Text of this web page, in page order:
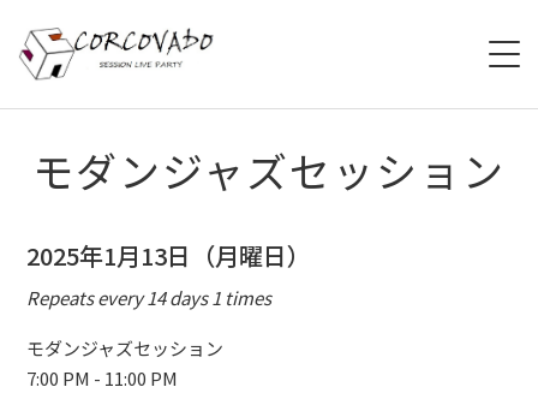
HOME
SCHEDULE
モダンジャズセッション
2025年1月13日（月曜日）
Repeats every 14 days 1 times
モダンジャズセッション
7:00 PM - 11:00 PM